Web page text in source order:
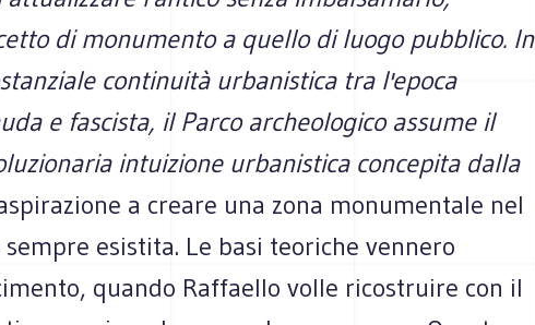
di monumento a quello di luogo pubblico. In
continuità urbanistica tra l'epoca
e fascista, il Parco archeologico assume il
intuizione urbanistica concepita dalla
a creare una zona monumentale nel
esistita. Le basi teoriche vennero
quando Raffaello volle ricostruire con il